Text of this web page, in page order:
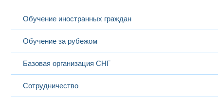
Обучение иностранных граждан
Обучение за рубежом
Базовая организация СНГ
Сотрудничество